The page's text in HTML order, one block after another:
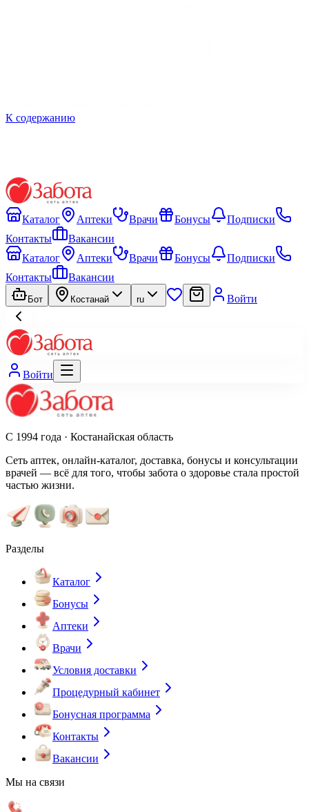
К содержанию
Каталог Аптеки Врачи Бонусы
Подписки
Контакты
Вакансии
Каталог
Аптеки Врачи Бонусы
Подписки
Контакты
Вакансии
Бот Костанай ru Войти
Войти
С 1994 года · Костанайская область
Сеть аптек, онлайн-каталог, доставка, бонусы и консультации
врачей — всё для того, чтобы забота о здоровье стала простой
частью жизни.
Разделы
Каталог
Бонусы
Аптеки
Врачи
Условия доставки
Процедурный кабинет
Бонусная программа
Контакты
Вакансии
Мы на связи